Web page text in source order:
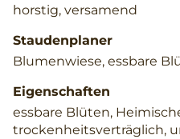
horstig, versamend
Staudenplaner
Blumenwiese, essbare
Eigenschaften
essbare Blüten,
trockenheitsverträglich,